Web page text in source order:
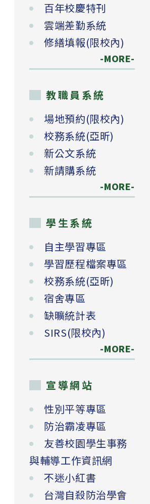
百年校慶特刊
雲端差勤系統
修繕填報(限校內)
-MORE-
教職員系統
場地預約(限校內)
校務系統(亞昕)
新公文系統
新請購系統
-MORE-
學生系統
自主學習專區
學習歷程檔案專區
校務系統(亞昕)
宿舍專區
缺曠統計表
SIRS(限校內)
-MORE-
宣導網站
性別平等專區
防治霸凌專區
友善校園學生事務
與輔導工作資訊網
不迷小紅書
台灣自殺防治學會